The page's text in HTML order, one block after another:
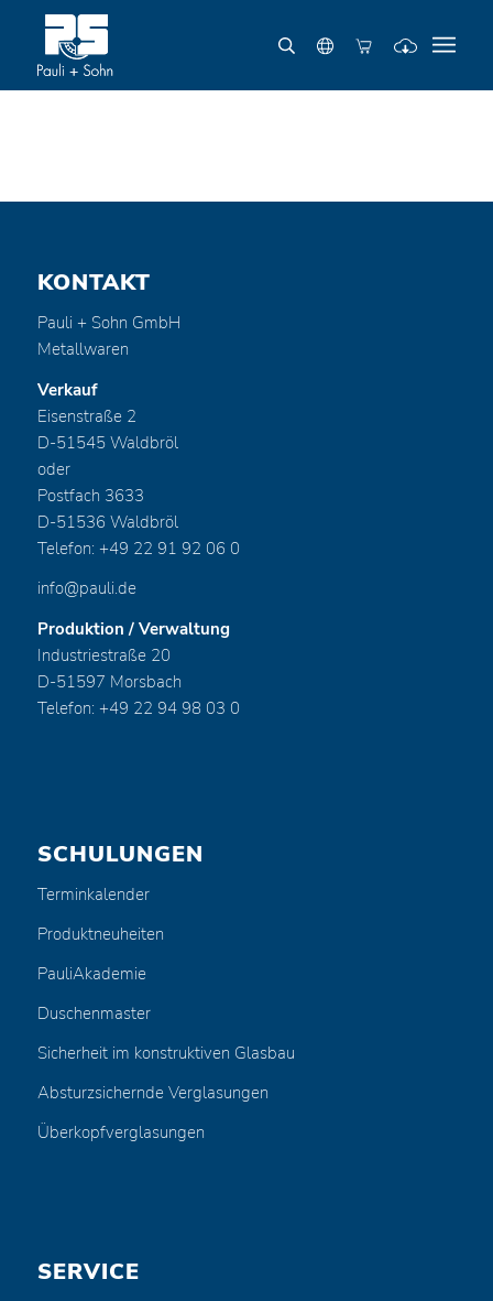
KONTAKT
Pauli + Sohn GmbH
Metallwaren
Verkauf
Eisenstraße 2
D-51545 Waldbröl
oder
Postfach 3633
D-51536 Waldbröl
Telefon: +49 22 91 92 06 0
info@pauli.de
Produktion / Verwaltung
Industriestraße 20
D-51597 Morsbach
Telefon: +49 22 94 98 03 0
SCHULUNGEN
Terminkalender
Produktneuheiten
PauliAkademie
Duschenmaster
Sicherheit im konstruktiven Glasbau
Absturzsichernde Verglasungen
Überkopfverglasungen
SERVICE